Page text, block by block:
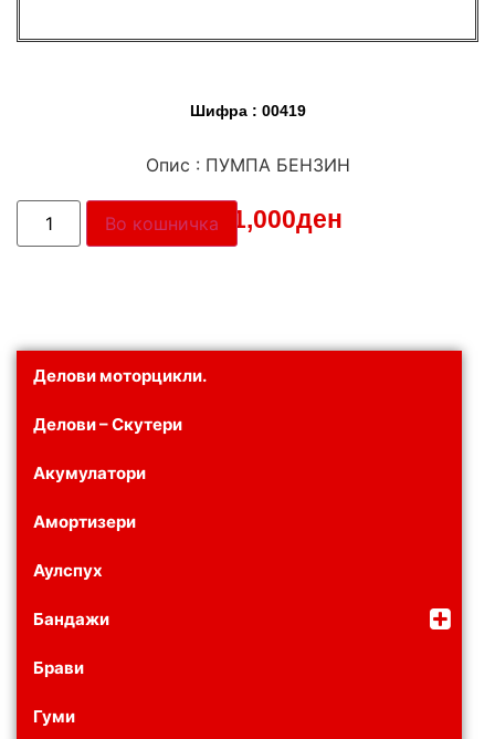
Делови моторцикли.
Делови – Скутери
Акумулатори
Амортизери
Аулспух
Бандажи
Брави
Гуми
Шифра : 00419
Опис : ПУМПА БЕНЗИН
Цена: 1,000ден
Во кошничка